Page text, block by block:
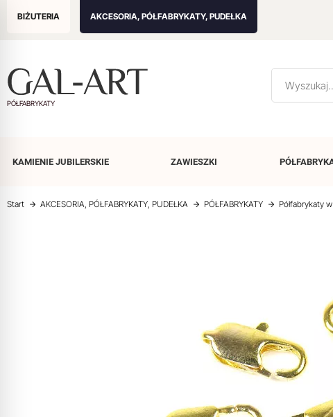
BIŻUTERIA AKCESORIA, PÓŁFABRYKATY, PUDEŁKA
PÓŁFABRYKATY
KAMIENIE JUBILERSKIE ZAWIESZKI
Start AKCESORIA, PÓŁFABRYKATY, PUDEŁKA PÓŁFABRYKATY Półfabrykaty